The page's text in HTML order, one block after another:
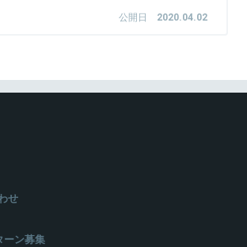
取締役を経て、LayerX取締役に就任（現任）。平
公開日 2020.04.02
せ
ーン募集